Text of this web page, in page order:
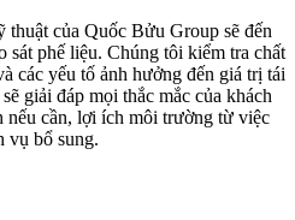
thuật của Quốc Bửu Group sẽ đến
sát phế liệu. Chúng tôi kiểm tra chất
các yếu tố ảnh hưởng đến giá trị tái
giải đáp mọi thắc mắc của khách
nếu cần, lợi ích môi trường từ việc
vụ bổ sung.